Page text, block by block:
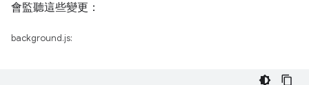
會監聽這些變更：
background.js: